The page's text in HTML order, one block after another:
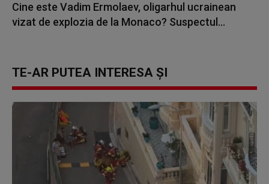
Cine este Vadim Ermolaev, oligarhul ucrainean
vizat de explozia de la Monaco? Suspectul...
TE-AR PUTEA INTERESA ȘI